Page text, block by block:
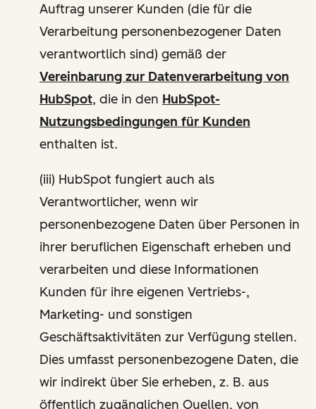
Auftrag unserer Kunden (die für die
Verarbeitung personenbezogener Daten
verantwortlich sind) gemäß der
Vereinbarung zur Datenverarbeitung von
HubSpot, die in den HubSpot-
Nutzungsbedingungen für Kunden
enthalten ist.
(iii) HubSpot fungiert auch als
Verantwortlicher, wenn wir
personenbezogene Daten über Personen in
ihrer beruflichen Eigenschaft erheben und
verarbeiten und diese Informationen
Kunden für ihre eigenen Vertriebs-,
Marketing- und sonstigen
Geschäftsaktivitäten zur Verfügung stellen.
Dies umfasst personenbezogene Daten, die
wir indirekt über Sie erheben, z. B. aus
öffentlich zugänglichen Quellen, von